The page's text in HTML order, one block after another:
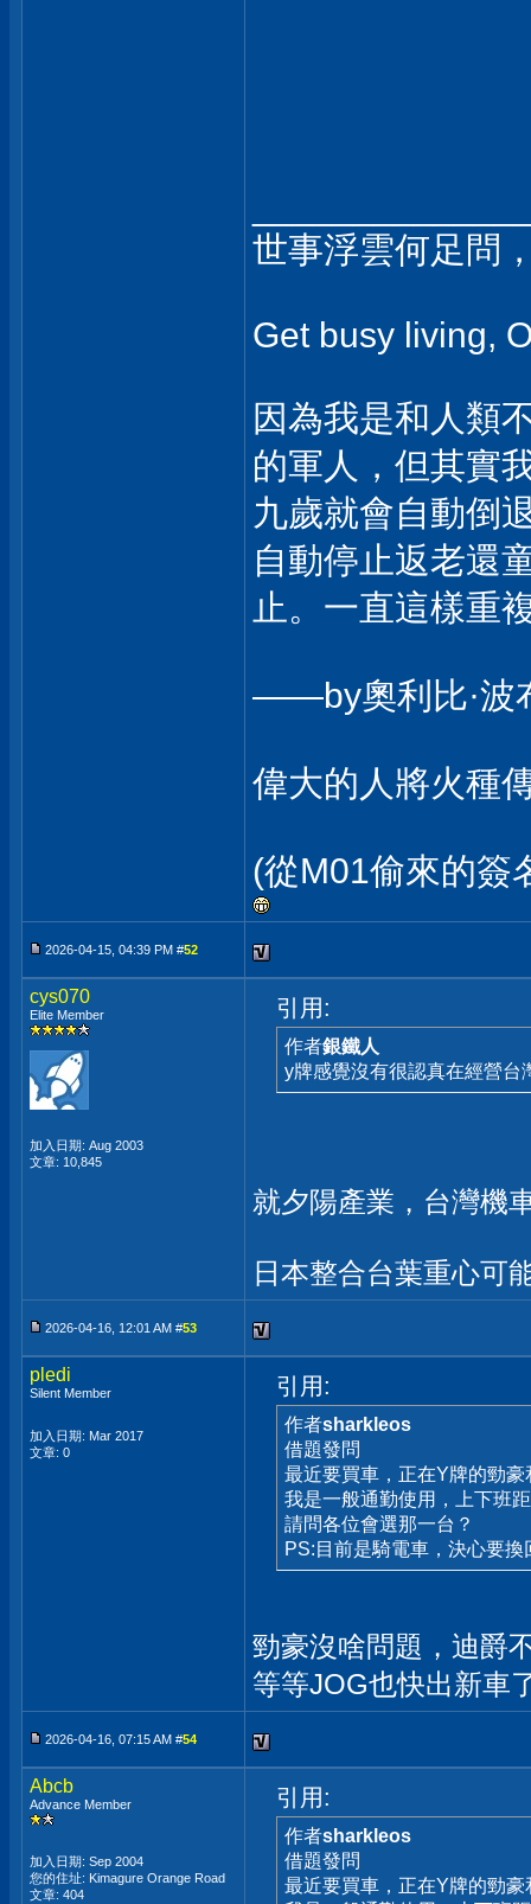
世事浮雲何足問
Get busy living,
因為我是和人類
的軍人，但其實
九歲就會自動倒
自動停止返老還
止。一直這樣重
——by奧利比·波
偉大的人將火種
(從M01偷來的簽
2026-04-15, 04:39 PM #52
cys070
Elite Member
加入日期: Aug 2003
文章: 10,845
引用:
作者銀鐵人
y牌感覺沒有很認真在經營台
就夕陽產業，台灣機
日本整合台葉重心可
2026-04-16, 12:01 AM #53
pledi
Silent Member
加入日期: Mar 2017
文章: 0
引用:
作者sharkleos
借題發問
最近要買車，正在Y牌的勁
我是一般通勤使用，上下班
請問各位會選那一台？
PS:目前是騎電車，決心要換
勁豪沒啥問題，迪爵
等等JOG也快出新車
2026-04-16, 07:15 AM #54
Abcb
Advance Member
加入日期: Sep 2004
您的住址: Kimagure Orange Road
文章: 404
引用:
作者sharkleos
借題發問
最近要買車，正在Y牌的勁